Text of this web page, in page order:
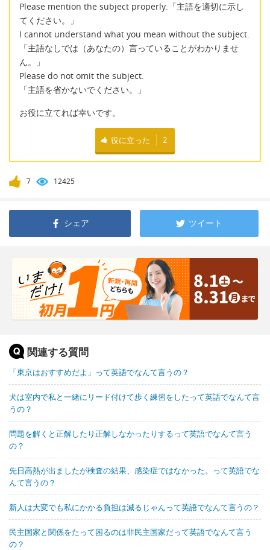
Please mention the subject properly.「主語を適切に示し
てください。」
I cannot understand what you mean without the subject.
「主語なしでは（あなたの）言っていることがわかりませ
ん。」
Please do not omit the subject.
「主語を省かないでください。」
お役に立てれば幸いです。
役に立った 2
7 12425
シェア ツイート
関連する質問
「東京はおすすめだよ」って英語でなんて言うの？
犬は室内で私と一緒にリード付けて歩く練習をしたって英語でなんて言
うの？
問題を解くと正解したり正解しなかったりするって英語でなんて言う
の？
先日高熱が出ましたが検査の結果、感染症ではなかった。って英語でな
んて言うの？
新人は大変でも私にかかる負担は減るじゃんって英語でなんて言うの？
民主国家と関係をたって困るのは非民主国家だって英語でなんて言う
の？